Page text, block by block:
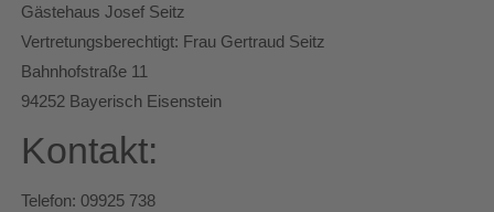
Gästehaus Josef Seitz
Vertretungsberechtigt: Frau Gertraud Seitz
Bahnhofstraße 11
94252 Bayerisch Eisenstein
Kontakt:
Telefon: 09925 738